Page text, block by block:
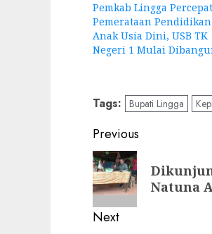
Pemkab Lingga Percepat
Pemerataan Pendidikan
Anak Usia Dini, USB TK
Negeri 1 Mulai
Tags: Bupati Lingga
Post
navigation
Previous
Previous
post:
Natuna
Next